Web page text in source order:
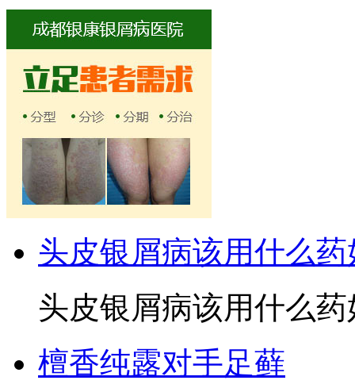
头皮银屑病该用什么药
头皮银屑病该用什么
檀香纯露对手足藓